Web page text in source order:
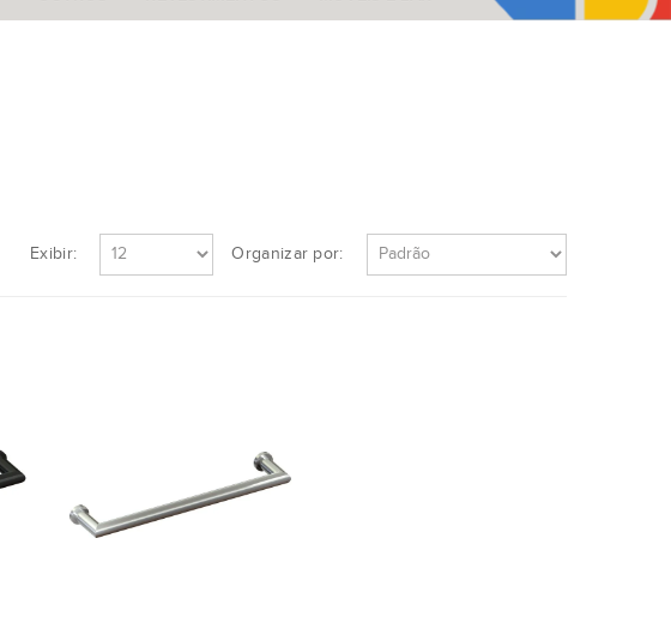
Organizar por:
Exibir: